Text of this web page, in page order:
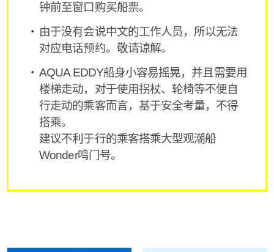
钟前至窗口购买船票。
由于没有会说中文的工作人员，所以无法
对应电话预约。敬请谅解。
AQUA EDDY船身小容易摇晃，并且需要用
楼梯走动，对于使用拐杖、轮椅等不便自
行走动的乘客而言，基于安全考量，不得
搭乘。
建议不利于行的乘客搭乘大型观潮船
Wonder鸣门号。